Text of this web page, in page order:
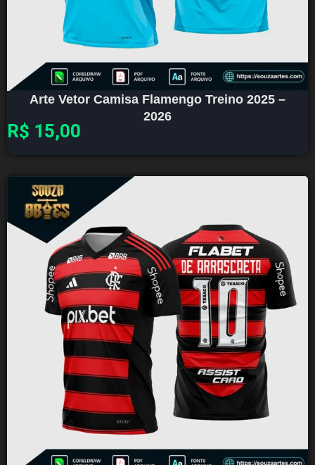
Arte Vetor Camisa Flamengo Treino 2025 –
2026
R$ 15,00